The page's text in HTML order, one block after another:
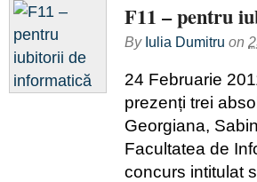
F11 – pentru
By Iulia Dumitru on
24 Februarie
prezenți trei
Georgiana,
Facultatea de
concurs intitulat